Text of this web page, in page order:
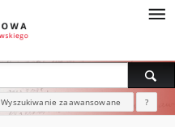
Wyszukiwanie zaawansowane ?